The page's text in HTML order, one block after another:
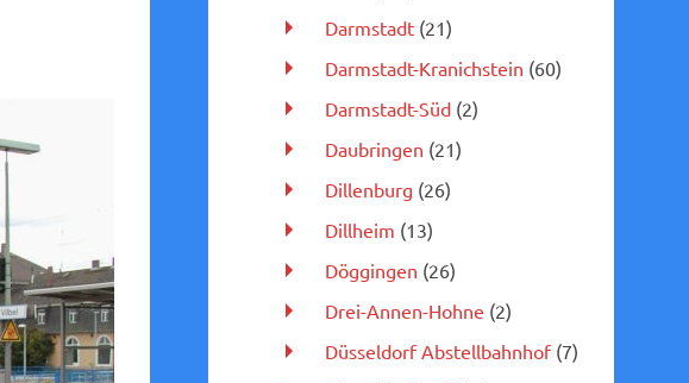
Darmstadt(21)
Darmstadt-Kranichstein (60)
Darmstadt-Süd(2)
Daubringen (21)
Dillenburg (26)
Dillheim (13)
Döggingen (26)
Drei-Annen-Hohne (2)
Düsseldorf Abstellbahnhof(7)